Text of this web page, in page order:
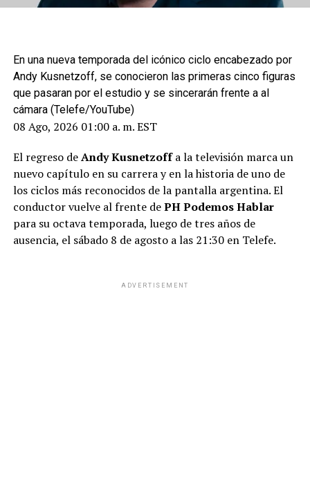
En una nueva temporada del icónico ciclo encabezado por
Andy Kusnetzoff, se conocieron las primeras cinco figuras
que pasaran por el estudio y se sincerarán frente a al
cámara (Telefe/YouTube)
08 Ago, 2026 01:00 a. m. EST
El regreso deAndy Kusnetzoffa la televisión marca un
nuevo capítulo en su carrera y en la historia de uno de
los ciclos más reconocidos de la pantalla argentina. El
conductor vuelve al frente dePH Podemos Hablar
para su octava temporada, luego de tres años de
ausencia, el sábado 8 de agosto a las 21:30 en Telefe.
ADVERTISEMENT